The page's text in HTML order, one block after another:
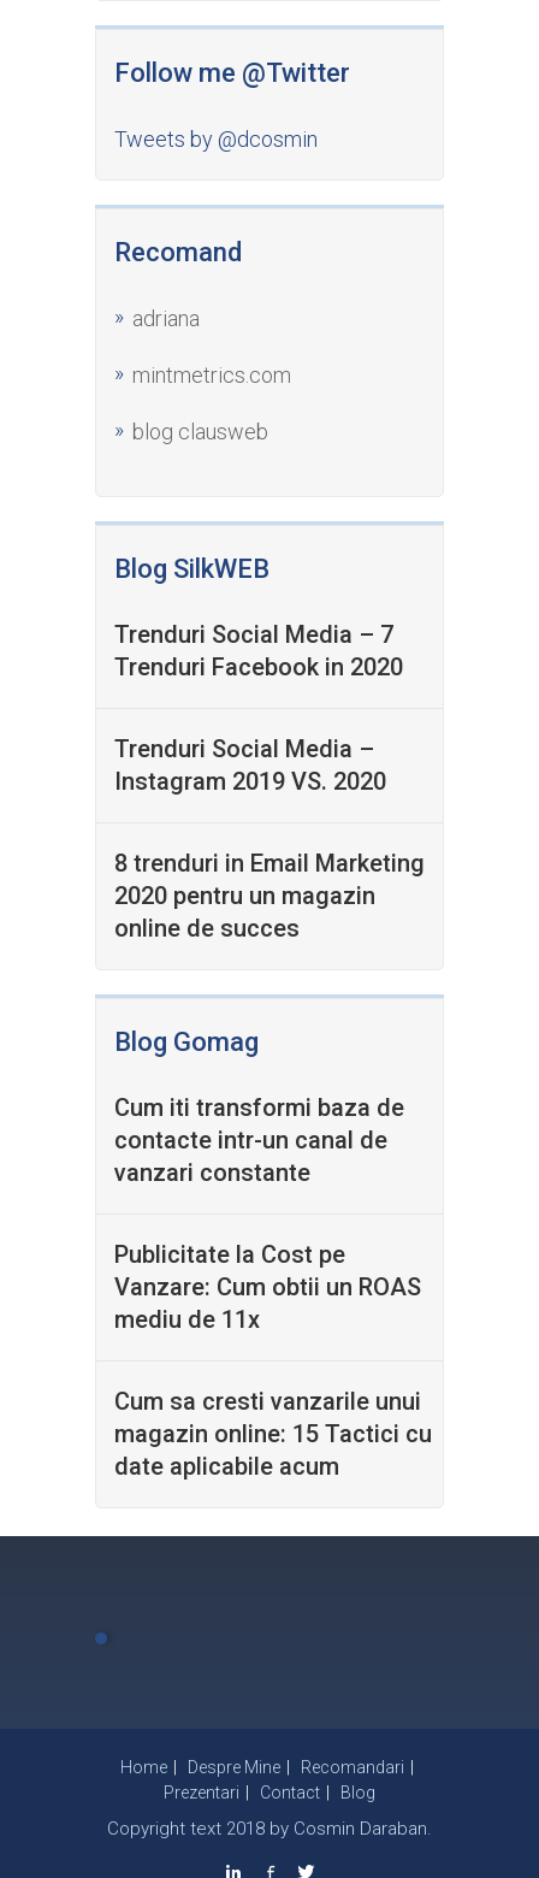
Follow me @Twitter
Tweets by @dcosmin
Recomand
adriana
mintmetrics.com
blog clausweb
Blog SilkWEB
Trenduri Social Media – 7
Trenduri Facebook in 2020
Trenduri Social Media –
Instagram 2019 VS. 2020
8 trenduri in Email Marketing
2020 pentru un magazin
online de succes
Blog Gomag
Cum iti transformi baza de
contacte intr-un canal de
vanzari constante
Publicitate la Cost pe
Vanzare: Cum obtii un ROAS
mediu de 11x
Cum sa cresti vanzarile unui
magazin online: 15 Tactici cu
date aplicabile acum
Home Despre Mine
Recomandari
Prezentari
Contact Blog
Copyright text 2018 by Cosmin Daraban.